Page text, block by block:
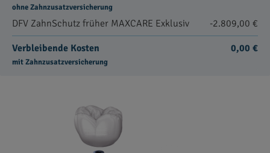
ohne Zahnzusatzversicherung
DFV ZahnSchutz früher MAXCARE Exklusiv -2.809,00 €
Verbleibende Kosten
mit Zahnzusatzversicherung
0,00 €